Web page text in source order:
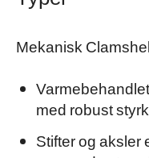
Mekanisk
med robust
Stifter og aksler